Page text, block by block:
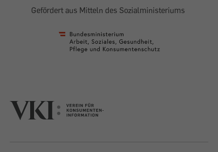
Gefördert aus Mitteln des Sozialministeriums